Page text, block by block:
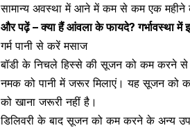
सामान्य अवस्था में आने में कम से कम एक महीने
और पढ़ें –क्या हैं आंवला के फायदे? गर्भावस्था में
गर्म पानी से करें मसाज
बॉडी के निचले हिस्से की सूजन को कम करने से
नमकको पानी में जरूर मिलाएं। यहसूजन को
को खाना जरूरी नहीं है।
डिलिवरी के बाद सूजन को कम करने के अन्य